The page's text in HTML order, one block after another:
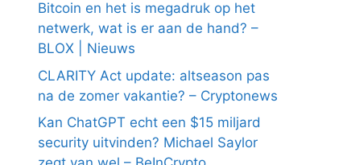
Bitcoin en het is megadruk op het
netwerk, wat is er aan de hand? –
BLOX | Nieuws
CLARITY Act update: altseason pas
na de zomer vakantie? – Cryptonews
Kan ChatGPT echt een $15 miljard
security uitvinden? Michael Saylor